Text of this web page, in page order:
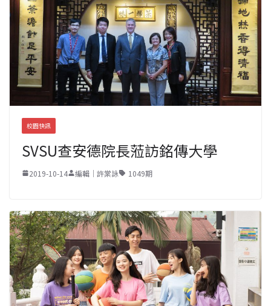
校園快訊
SVSU查安德院長蒞訪銘傳大學
2019-10-14 編輯｜許棠詠 1049期